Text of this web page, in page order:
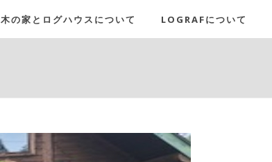
木の家とログハウスについて LOGRAFについて